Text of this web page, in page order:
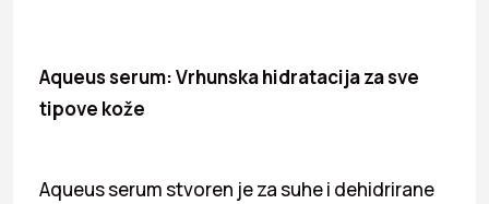
Aqueus serum: Vrhunska hidratacija za sve
tipove kože
Aqueus serum stvoren je za suhe i dehidrirane